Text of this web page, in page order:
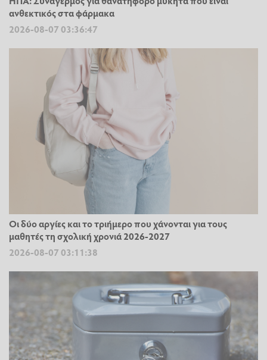
ανθεκτικός στα φάρμακα
2026-08-07 03:36:47
Οι δύο αργίες και το τριήμερο που χάνονται για τους
μαθητές τη σχολική χρονιά 2026-2027
2026-08-07 03:11:38